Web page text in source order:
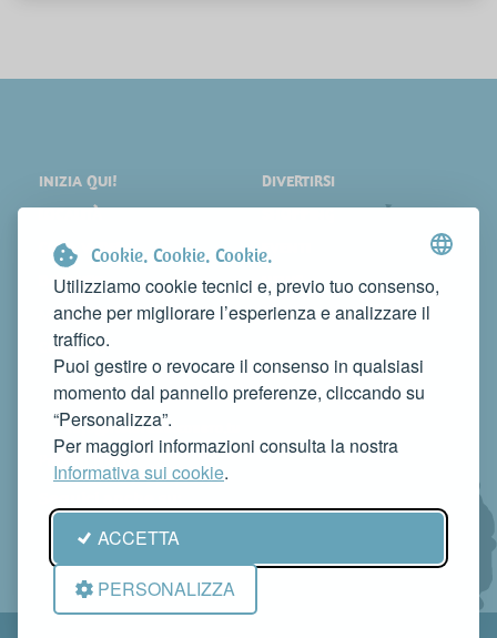
Cookie. Cookie. Cookie.
Utilizziamo cookie tecnici e, previo tuo consenso,
anche per migliorare l’esperienza e analizzare il
traffico.
Puoi gestire o revocare il consenso in qualsiasi
momento dal pannello preferenze, cliccando su
“Personalizza”.
Per maggiori informazioni consulta la nostra
Informativa sui cookie.
ACCETTA
PERSONALIZZA
INIZIA QUI!
COSA VEDERE
DORMIRE
MANGIARE
DIVERTIRSI
EVENTI
NEWS
WEB TV
CONTATTI
FAI CONOSCERE LA TUA ATTIVITÀ
CONTATTACI PER PUBBLICARLA SU QUESTO SITO
info@rivieradelconero.tv
Privacy Policy